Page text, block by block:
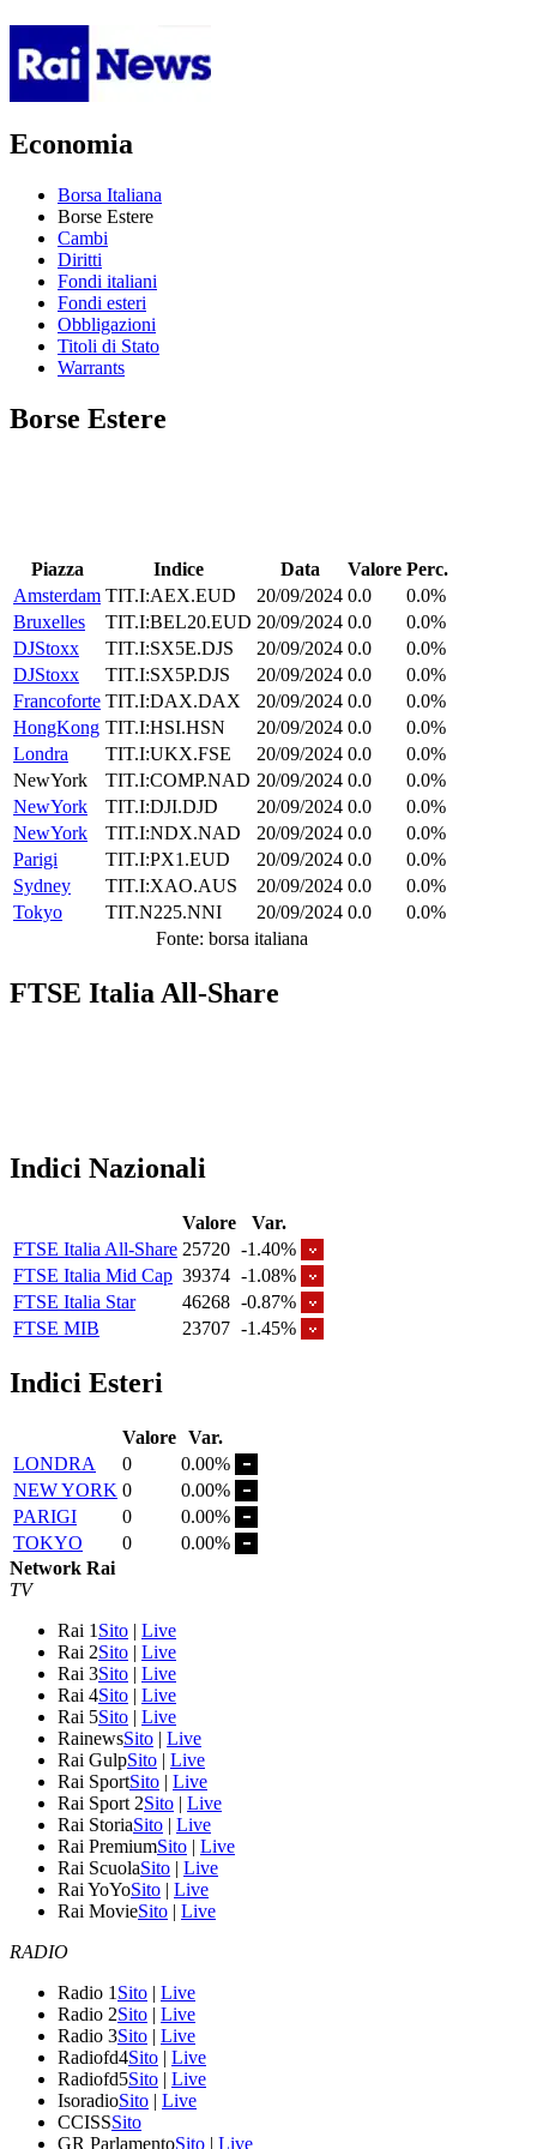
Economia
Borsa Italiana
Borse Estere
Cambi
Diritti
Fondi italiani
Fondi esteri
Obbligazioni
Titoli di Stato
Warrants
Borse Estere
Piazza Indice Data Valore Perc.
Amsterdam TIT.I:AEX.EUD 20/09/2024 0.0
0.0%
Bruxelles
TIT.I:BEL20.EUD 20/09/2024 0.0
0.0%
DJStoxx
TIT.I:SX5E.DJS 20/09/2024 0.0
0.0%
DJStoxx
TIT.I:SX5P.DJS 20/09/2024 0.0
0.0%
Francoforte TIT.I:DAX.DAX 20/09/2024 0.0
0.0%
HongKong TIT.I:HSI.HSN 20/09/2024 0.0
0.0%
Londra
TIT.I:UKX.FSE 20/09/2024 0.0
0.0%
NewYork
TIT.I:COMP.NAD 20/09/2024 0.0
0.0%
NewYork
TIT.I:DJI.DJD 20/09/2024 0.0
0.0%
NewYork
TIT.I:NDX.NAD 20/09/2024 0.0
0.0%
Parigi
TIT.I:PX1.EUD 20/09/2024 0.0
0.0%
Sydney
TIT.I:XAO.AUS 20/09/2024 0.0
0.0%
Tokyo
TIT.N225.NNI 20/09/2024 0.0
0.0%
Fonte: borsa italiana
FTSE Italia All-Share
Indici Nazionali
Valore
Var.
FTSE Italia All-Share 25720 -1.40%
FTSE Italia Mid Cap 39374 -1.08%
FTSE Italia Star
46268 -0.87%
FTSE MIB
23707 -1.45%
Indici Esteri
Valore Var.
LONDRA
0
0.00%
NEW YORK 0
0.00%
PARIGI
0
0.00%
TOKYO
0
0.00%
Network Rai
TV
Rai 1 Sito | Live
Rai 2Sito | Live
Rai 3Sito | Live
Rai 4Sito | Live
Rai 5Sito | Live
RainewsSito | Live
Rai GulpSito | Live
Rai SportSito | Live
Rai Sport 2Sito | Live
Rai StoriaSito | Live
Rai PremiumSito | Live
Rai ScuolaSito | Live
Rai YoYoSito | Live
Rai MovieSito | Live
RADIO
Radio 1 Sito | Live
Radio 2Sito | Live
Radio 3Sito | Live
Radiofd4Sito | Live
Radiofd5Sito | Live
IsoradioSito | Live
CCISSSito
GR ParlamentoSito | Live